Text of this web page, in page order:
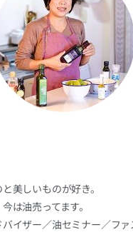
美しいものが好き。
は油売ってます。
イザー／油セミナー／ファ